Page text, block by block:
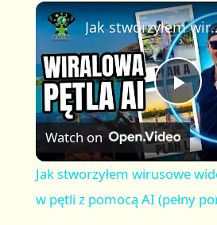
y
n
m
t
e
F
u
l
l
s
c
r
e
n
P
l
a
Jak stworzyłem wirusowe
Watch on
Jak stworzyłem wirusowe
w pętli z pomocą AI (pełny